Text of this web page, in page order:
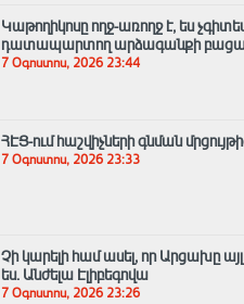
Կաթողիկոսը ողջ-առողջ է, ես
դատապարտող արձագանքի
7 Օգոստոս, 2026 23:44
ՀԷՑ-ում հաշվիչների գնման
7 Օգոստոս, 2026 23:33
Չի կարելի համ ասել, որ Արցախը
ես. Անժելա Էլիբեգովա
7 Օգոստոս, 2026 23:26